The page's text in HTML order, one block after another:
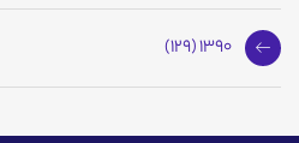
1390 (129)